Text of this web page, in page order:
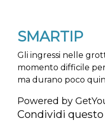
SMARTIP
Gli ingressi nelle
momento difficile
ma durano poco
Powered by
Condividi